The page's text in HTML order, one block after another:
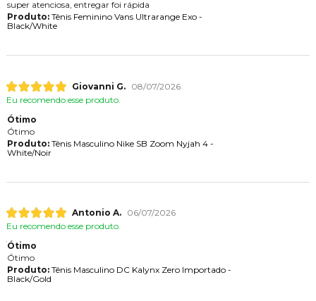
super atenciosa, entregar foi rápida
Produto:Tênis Feminino Vans Ultrarange Exo -
Black/White
Giovanni G.
08/07/2026
Eu recomendo esse produto.
Ótimo
Ótimo
Produto:Tênis Masculino Nike SB Zoom Nyjah 4 -
White/Noir
Antonio A.
06/07/2026
Eu recomendo esse produto.
Ótimo
Ótimo
Produto:Tênis Masculino DC Kalynx Zero Importado -
Black/Gold